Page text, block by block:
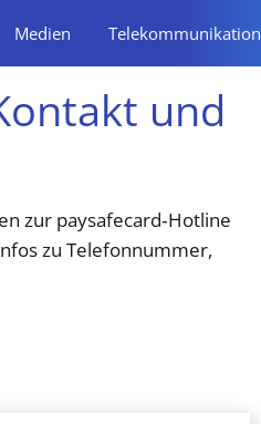
Medien Telekommunikation
und
zur paysafecard‑Hotline
zu Telefonnummer,